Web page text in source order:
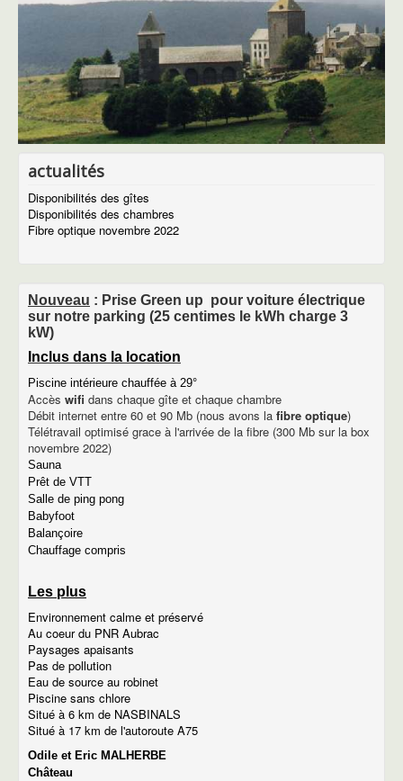
Les gîtes
descriptif du gîte Aubrac
descriptif du gîte Déroc
descriptif du gîte Puech
Photos de gîtes
Tarifs des gîtes
Disponibilité des gîtes
Descriptif du gîte de la place du village
Extrait du catalogue gîte de France
Photos du gîte de la place du village
Disponibilités
Venir à MARCHASTEL
Les chambres d'hôtes
Tourisme
Village de Marchastel
Photos du village
historique de Marchastel
Lieux touristiques
Nasbinals
Laguiole
actualités
Disponibilités des gîtes
Disponibilités des chambres
Fibre optique novembre 2022
Nouveau : Prise Green up pour voiture électrique
sur notre parking (25 centimes le kWh charge 3
kW)
Inclus dans la location
Piscine intérieure chauffée à 29°
Accès wifi dans chaque gîte et chaque chambre
Débit internet entre 60 et 90 Mb (nous avons la fibre optique)
Télétravail optimisé grace à l'arrivée de la fibre (300 Mb sur la box
novembre 2022)
Sauna
Prêt de VTT
Salle de ping pong
Babyfoot
Balançoire
Chauffage compris
Les plus
Environnement calme et préservé
Au coeur du PNR Aubrac
Paysages apaisants
Pas de pollution
Eau de source au robinet
Piscine sans chlore
Situé à 6 km de NASBINALS
Situé à 17 km de l'autoroute A75
Odile et Eric MALHERBE
Château